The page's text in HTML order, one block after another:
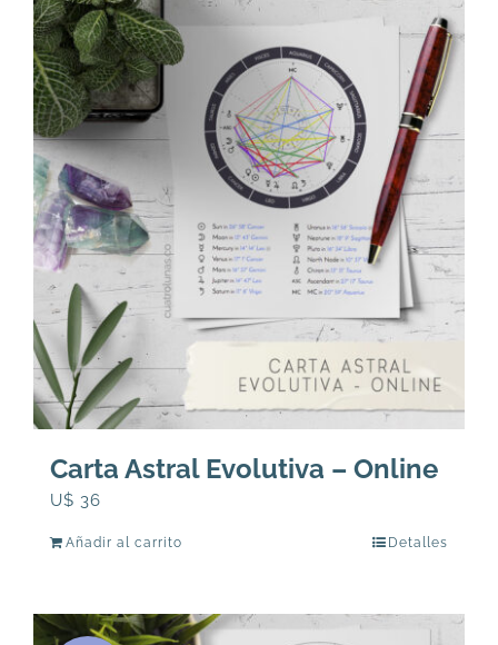
68.
55.
Carta Astral Evolutiva – Online
U$ 36
Añadir al carrito Detalles